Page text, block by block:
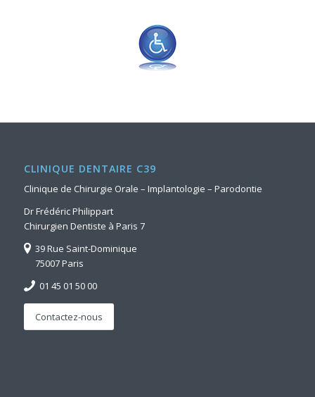
CLINIQUE DENTAIRE C39
Clinique de Chirurgie Orale – Implantologie – Parodontie
Dr Frédéric Philippart
Chirurgien Dentiste à Paris 7
39 Rue Saint-Dominique
75007 Paris
01 45 01 50 00
Contactez-nous